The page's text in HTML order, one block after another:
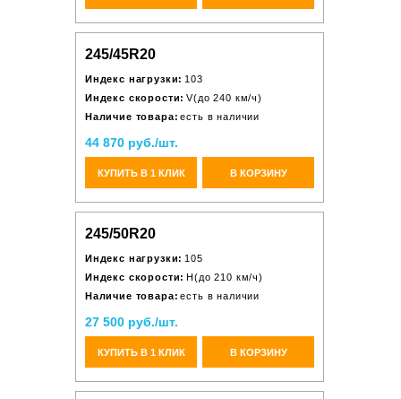
245/45R20
Индекс нагрузки: 103
Индекс скорости: V(до 240 км/ч)
Наличие товара: есть в наличии
44 870 руб./шт.
КУПИТЬ В 1 КЛИК В КОРЗИНУ
245/50R20
Индекс нагрузки: 105
Индекс скорости: H(до 210 км/ч)
Наличие товара: есть в наличии
27 500 руб./шт.
КУПИТЬ В 1 КЛИК В КОРЗИНУ